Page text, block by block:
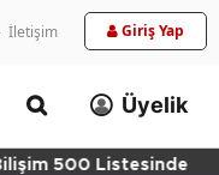
İletişim Giriş Yap
Üyelik
500 Listesinde